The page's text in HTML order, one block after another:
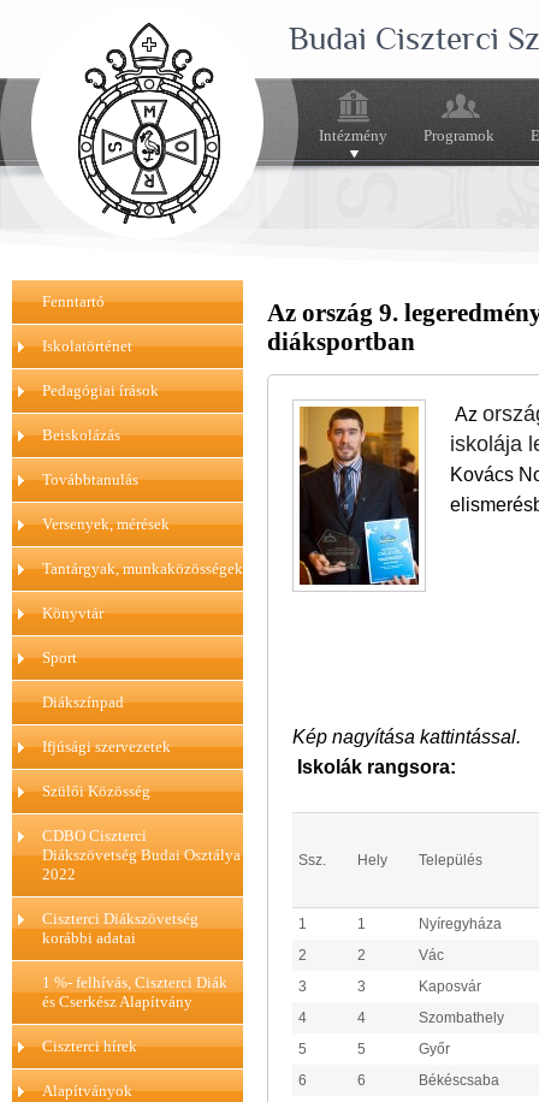
Budai Ciszterci
Intézmény Programok
Fenntartó
Iskolatörténet
Pedagógiai írások
Beiskolázás
Továbbtanulás
Versenyek, mérések
Tantárgyak, munkaközösségek
Könyvtár
Sport
Diákszínpad
Ifjúsági szervezetek
Szülői Közösség
CDBO Ciszterci
Diákszövetség Budai Osztálya
2022
Ciszterci Diákszövetség
korábbi adatai
1 %- felhívás, Ciszterci Diák
és Cserkész Alapítvány
Ciszterci hírek
Alapítványok
Az ország 9.
diáksportban
Az
iskolája
Kovács
Kép nagyítása kattintással.
Iskolák rangsora:
Ssz. Hely Település
1 1
Nyíregyháza
2
2
Vác
3
3
Kaposvár
4
4
Szombathely
5
5
Győr
6
6
Békéscsaba